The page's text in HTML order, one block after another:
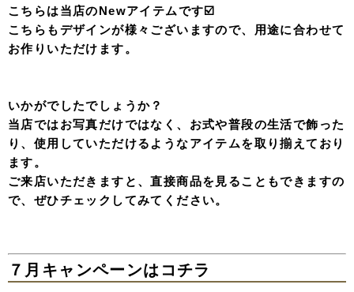
こちらは当店のNewアイテムです☑️
こちらもデザインが様々ございますので、用途に合わせて
お作りいただけます。
いかがでしたでしょうか？
当店ではお写真だけではなく、お式や普段の生活で飾った
り、使用していただけるようなアイテムを取り揃えており
ます。
ご来店いただきますと、直接商品を見ることもできますの
で、ぜひチェックしてみてください。
７月キャンペーンはコチラ